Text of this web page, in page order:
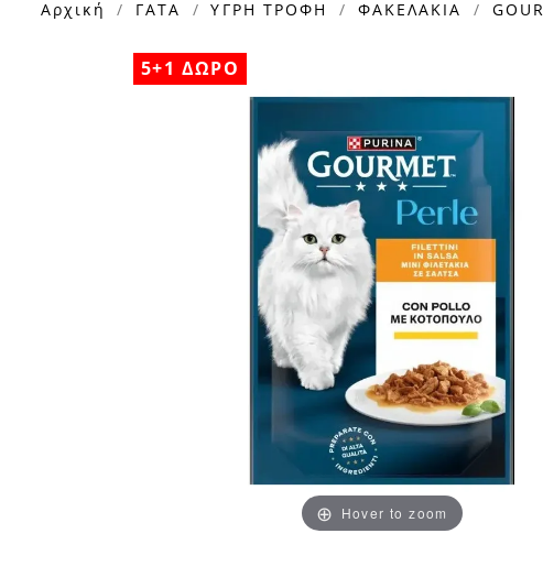
Αρχική ΓΑΤΑ ΥΓΡΗ ΤΡΟΦΗ ΦΑΚΕΛΑΚΙΑ
5+1 ΔΩΡΟ
Hover to zoom